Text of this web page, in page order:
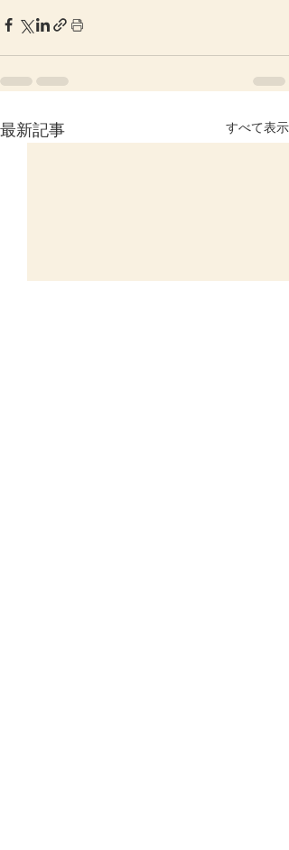
最新記事 すべて表示